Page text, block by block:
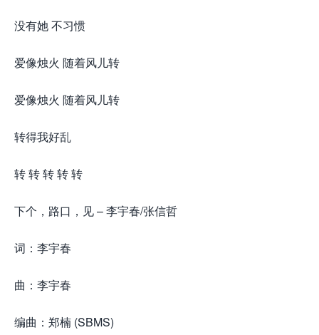
没有她 不习惯
爱像烛火 随着风儿转
爱像烛火 随着风儿转
转得我好乱
转 转 转 转 转
下个，路口，见 – 李宇春/张信哲
词：李宇春
曲：李宇春
编曲：郑楠 (SBMS)